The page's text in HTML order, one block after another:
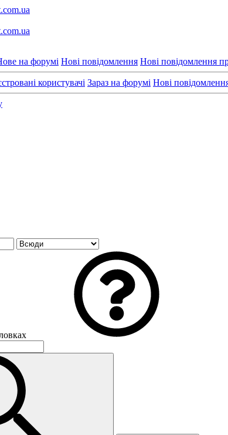
на форумі Нові повідомлення Нові повідомлення
користувачі Зараз на форумі Нові